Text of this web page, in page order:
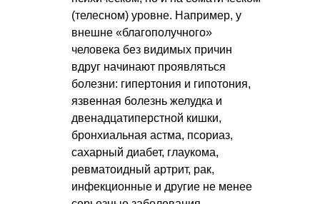
(телесном) уровне. Например, у
внешне «благополучного»
человека без видимых причин
вдруг начинают проявляться
болезни: гипертония и гипотония,
язвенная болезнь желудка и
двенадцатиперстной кишки,
бронхиальная астма, псориаз,
сахарный диабет, глаукома,
ревматоидный артрит, рак,
инфекционные и другие не менее